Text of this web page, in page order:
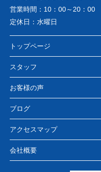
営業時間： 10：00～20：00
定休日： 水曜日
トップページ
スタッフ
お客様の声
ブログ
アクセスマップ
会社概要